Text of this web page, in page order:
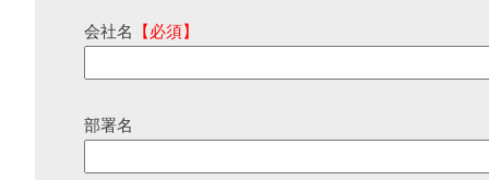
会社名 【必須】
部署名